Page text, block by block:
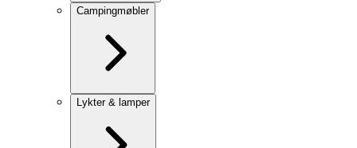
Campingmøbler
Lykter & lamper